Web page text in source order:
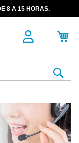
8 A 15 HORAS.